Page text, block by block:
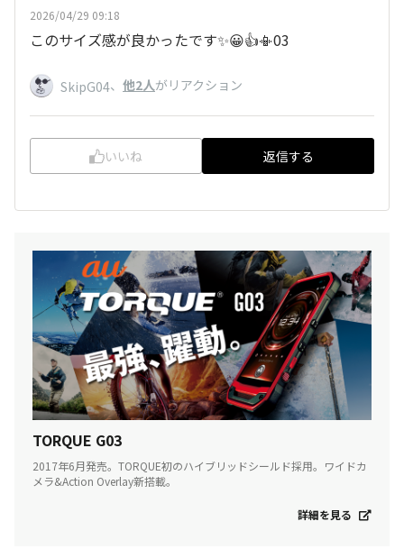
2026/04/29 09:18
このサイズ感が良かったです✨😀👍📳03
SkipG04、 他2人がリアクション
いいね 返信する
TORQUE G03
2017年6月発売。TORQUE初のハイブリッドシールド採用。ワイドカ
メラ&Action Overlay新搭載。
詳細を見る